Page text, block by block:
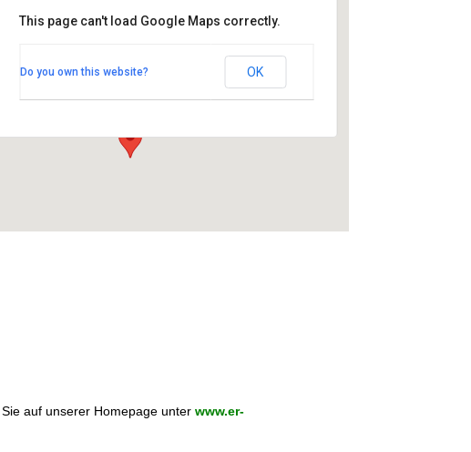
Kirchenstr. 14 - Steingaden-Urspring
Veranstaltungen
This page can't load Google Maps correctly.
Do you own this website? OK
auf unserer Homepage unterwww.er-